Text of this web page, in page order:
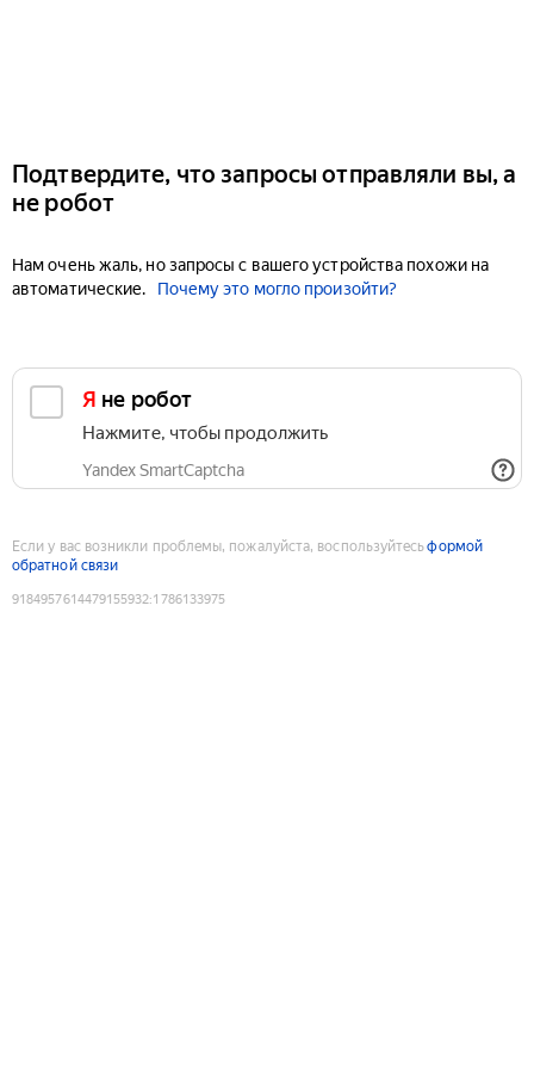
Подтвердите, что запросы отправляли вы, а
не робот
Нам очень жаль, но запросы с вашего устройства похожи на
автоматические.
Почему это могло произойти?
Я не робот
Нажмите, чтобы продолжить
Yandex SmartCaptcha
Если у вас возникли проблемы, пожалуйста, воспользуйтесьформой
обратной связи
9184957614479155932:1786133975